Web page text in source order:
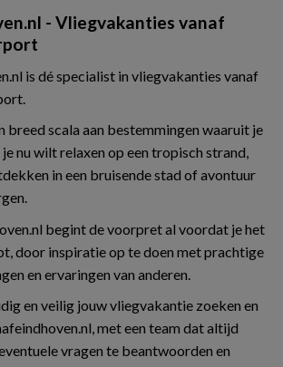
- Vliegvakanties vanaf
is dé specialist in vliegvakanties vanaf
breed scala aan bestemmingen waaruit je
nu wilt relaxen op een tropisch strand,
in een bruisende stad of avontuur
begint de voorpret al voordat je het
door inspiratie op te doen met prachtige
en ervaringen van anderen.
en veilig jouw vliegvakantie zoeken en
met een team dat altijd
vragen te beantwoorden en